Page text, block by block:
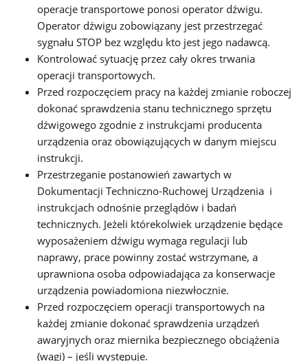
operacje transportowe ponosi operator dźwigu.
Operator dźwigu zobowiązany jest przestrzegać
sygnału STOP bez względu kto jest jego nadawcą.
Kontrolować sytuację przez cały okres trwania
operacji transportowych.
Przed rozpoczęciem pracy na każdej zmianie roboczej
dokonać sprawdzenia stanu technicznego sprzętu
dźwigowego zgodnie z instrukcjami producenta
urządzenia oraz obowiązujących w danym miejscu
instrukcji.
Przestrzeganie postanowień zawartych w
Dokumentacji Techniczno-Ruchowej Urządzenia i
instrukcjach odnośnie przeglądów i badań
technicznych. Jeżeli którekolwiek urządzenie będące
wyposażeniem dźwigu wymaga regulacji lub
naprawy, prace powinny zostać wstrzymane, a
uprawniona osoba odpowiadająca za konserwacje
urządzenia powiadomiona niezwłocznie.
Przed rozpoczęciem operacji transportowych na
każdej zmianie dokonać sprawdzenia urządzeń
awaryjnych oraz miernika bezpiecznego obciążenia
(wagi) – jeśli występuje.